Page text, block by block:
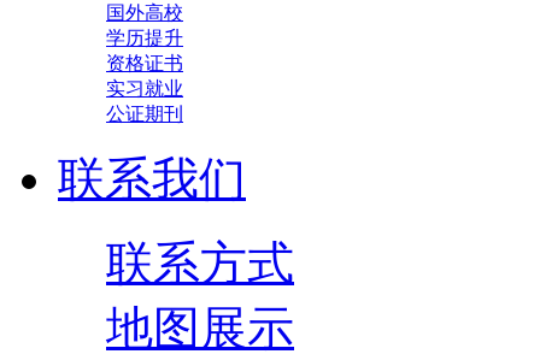
国外高校
学历提升
资格证书
实习就业
公证期刊
联系我们
联系方式
地图展示